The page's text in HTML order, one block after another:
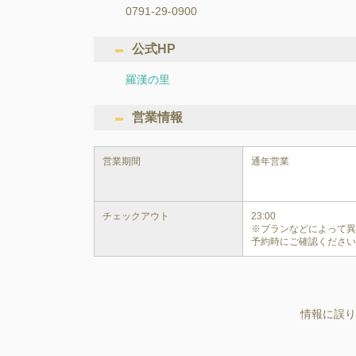
0791-29-0900
公式HP
羅漢の里
営業情報
営業期間 通年営業
チェックアウト
23:00
※プランなどによって
予約時にご確認くださ
情報に誤